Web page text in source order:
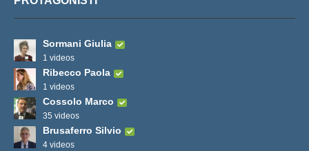
Sormani Giulia
1 videos
Ribecco Paola
1 videos
Cossolo Marco
35 videos
Brusaferro Silvio
4 videos